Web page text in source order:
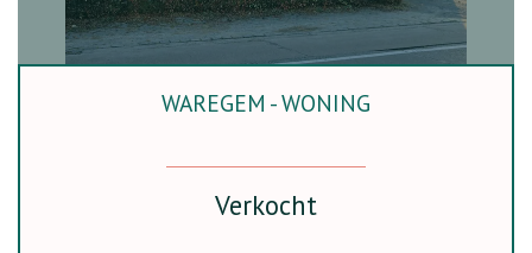
124 m² 3 Ja
WAREGEM - WONING
Verkocht